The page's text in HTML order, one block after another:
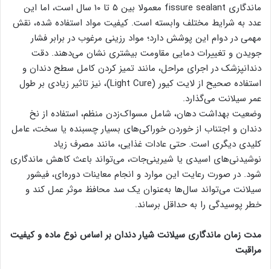
ماندگاری fissure sealant معمولا بین ۵ تا ۱۰ سال است، اما این
عدد به شرایط مختلف وابسته است. کیفیت مواد استفاده شده، نقش
مهمی در دوام این پوشش دارد؛ مواد رزینی مرغوب در برابر فشار
جویدن و تغییرات دمایی مقاومت بیشتری نشان می‌دهند. دقت
دندانپزشک در اجرای مراحل، مانند تمیز کردن کامل سطح دندان و
استفاده صحیح از لایت کیور (Light Cure)، نیز تاثیر زیادی بر طول
عمر سیلانت می‌گذارد.
وضعیت بهداشت دهان، شامل مسواک‌زدن منظم، استفاده از نخ
دندان و اجتناب از خوردن خوراکی‌های بسیار چسبنده یا سخت، عامل
کلیدی دیگری است. حتی عادات غذایی، مانند مصرف زیاد
نوشیدنی‌های اسیدی یا شیرینی‌جات، می‌تواند باعث کاهش ماندگاری
شود. در صورت رعایت این موارد و انجام معاینات دوره‌ای، فیشور
سیلانت می‌تواند سال‌ها به‌عنوان یک سد محافظ موثر عمل کند و
خطر پوسیدگی را به حداقل برساند.
مدت زمان ماندگاری سیلانت شیار دندان بر اساس نوع ماده و کیفیت
مراقبت